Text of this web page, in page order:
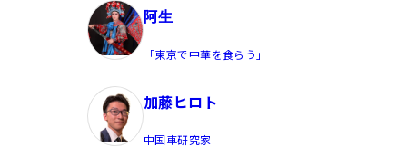
阿生
「東京で中華を食らう」
加藤ヒロト
中国車研究家